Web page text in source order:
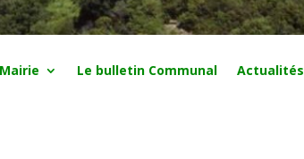
Le bulletin Communal Actualités